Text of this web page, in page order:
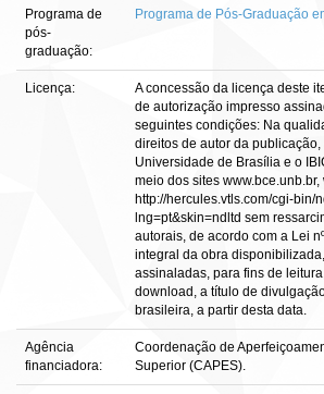
Programa de
pós-
graduação:
Programa de Pós-Graduação
Licença:
A concessão da licença deste
de autorização impresso
seguintes condições: Na
direitos de autor da publicação,
Universidade de Brasília e o
meio dos sites www.bce.unb.br,
http://hercules.vtls.com/cgi-bin/
lng=pt&skin=ndltd sem
autorais, de acordo com a Lei
integral da obra
assinaladas, para fins de
download, a título de
brasileira, a partir desta data.
Agência
financiadora:
Coordenação de
Superior (CAPES).